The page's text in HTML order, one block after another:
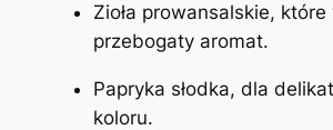
Zioła prowansalskie,
przebogaty aromat.
Papryka słodka, dla
koloru.